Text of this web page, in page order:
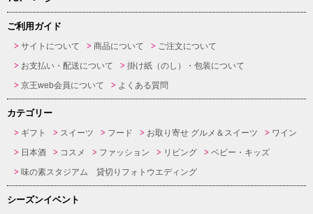
ご利用ガイド
サイトについて 商品について
ご注文について
お支払い・配送について
掛け紙（のし）・包装について
京王web会員について
よくある質問
カテゴリー
ギフト スイーツ フード お取り寄せ グルメ＆スイーツ
ワイン
日本酒
コスメ ファッション リビング
ベビー・キッズ
味の素スタジアム 貸切りフォトウエディング
シーズンイベント